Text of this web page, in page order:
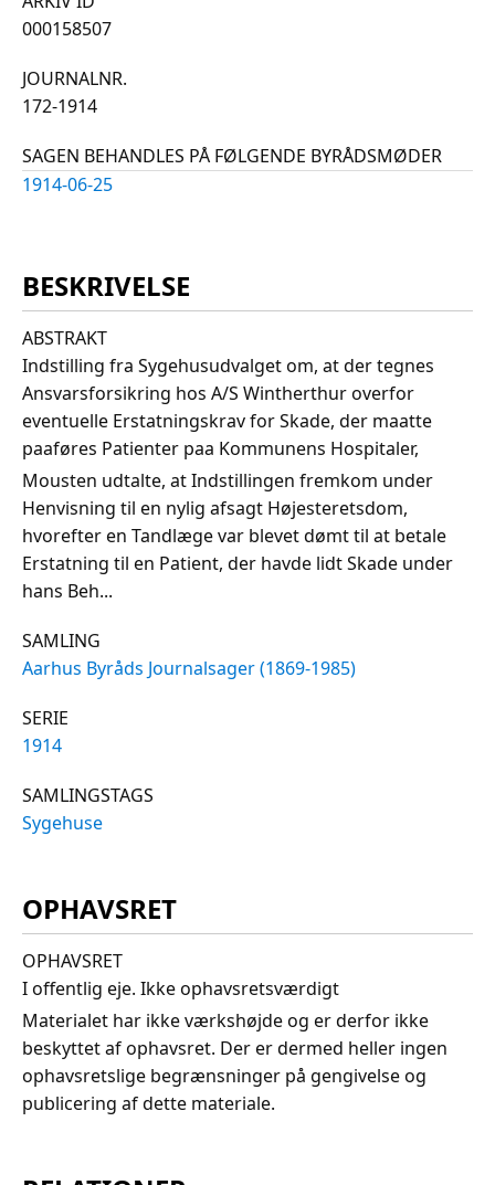
000158507
JOURNALNR.
172-1914
SAGEN BEHANDLES PÅ FØLGENDE BYRÅDSMØDER
1914-06-25
BESKRIVELSE
ABSTRAKT
Indstilling fra Sygehusudvalget om, at der tegnes
Ansvarsforsikring hos A/S Wintherthur overfor
eventuelle Erstatningskrav for Skade, der maatte
paaføres Patienter paa Kommunens Hospitaler,
Mousten udtalte, at Indstillingen fremkom under
Henvisning til en nylig afsagt Højesteretsdom,
hvorefter en Tandlæge var blevet dømt til at betale
Erstatning til en Patient, der havde lidt Skade under
hans Beh...
SAMLING
Aarhus Byråds Journalsager (1869-1985)
SERIE
1914
SAMLINGSTAGS
Sygehuse
OPHAVSRET
OPHAVSRET
I offentlig eje. Ikke ophavsretsværdigt
Materialet har ikke værkshøjde og er derfor ikke
beskyttet af ophavsret. Der er dermed heller ingen
ophavsretslige begrænsninger på gengivelse og
publicering af dette materiale.